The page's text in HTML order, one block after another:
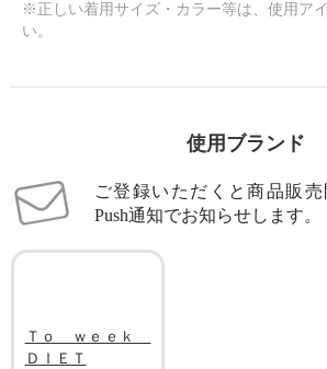
※正しい着用サイズ・カラー等は、使用ア
い。
使用ブランド
ご登録いただくと商品販売
Push通知でお知らせします。
Ｔｏ ｗｅｅｋ
ＤＩＥＴ